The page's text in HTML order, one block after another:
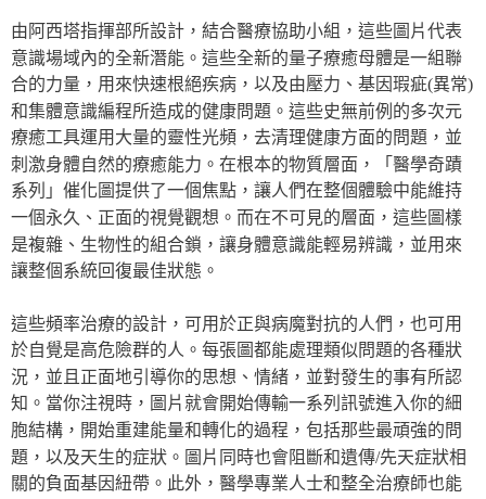
由阿西塔指揮部所設計，結合醫療協助小組，這些圖片代表
意識場域內的全新潛能。這些全新的量子療癒母體是一組聯
合的力量，用來快速根絕疾病，以及由壓力、基因瑕疵(異常)
和集體意識編程所造成的健康問題。這些史無前例的多次元
療癒工具運用大量的靈性光頻，去清理健康方面的問題，並
刺激身體自然的療癒能力。在根本的物質層面，「醫學奇蹟
系列」催化圖提供了一個焦點，讓人們在整個體驗中能維持
一個永久、正面的視覺觀想。而在不可見的層面，這些圖樣
是複雜、生物性的組合鎖，讓身體意識能輕易辨識，並用來
讓整個系統回復最佳狀態。
這些頻率治療的設計，可用於正與病魔對抗的人們，也可用
於自覺是高危險群的人。每張圖都能處理類似問題的各種狀
況，並且正面地引導你的思想、情緒，並對發生的事有所認
知。當你注視時，圖片就會開始傳輸一系列訊號進入你的細
胞結構，開始重建能量和轉化的過程，包括那些最頑強的問
題，以及天生的症狀。圖片同時也會阻斷和遺傳/先天症狀相
關的負面基因紐帶。此外，醫學專業人士和整全治療師也能